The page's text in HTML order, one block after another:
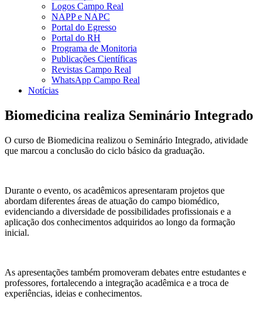
Logos Campo Real
NAPP e NAPC
Portal do Egresso
Portal do RH
Programa de Monitoria
Publicações Científicas
Revistas Campo Real
WhatsApp Campo Real
Notícias
Biomedicina realiza Seminário Integrado
O curso de Biomedicina realizou o Seminário Integrado, atividade
que marcou a conclusão do ciclo básico da graduação.
Durante o evento, os acadêmicos apresentaram projetos que
abordam diferentes áreas de atuação do campo biomédico,
evidenciando a diversidade de possibilidades profissionais e a
aplicação dos conhecimentos adquiridos ao longo da formação
inicial.
As apresentações também promoveram debates entre estudantes e
professores, fortalecendo a integração acadêmica e a troca de
experiências, ideias e conhecimentos.